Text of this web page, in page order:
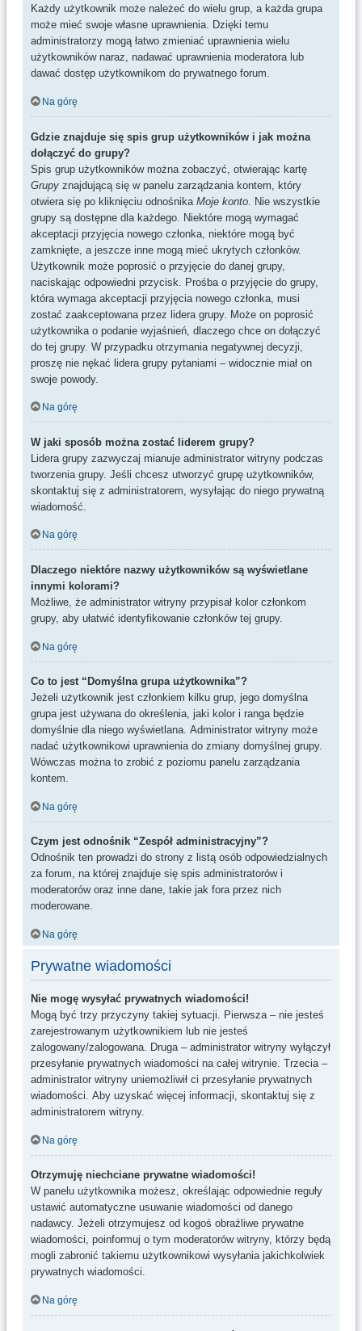
Każdy użytkownik może należeć do wielu grup, a każda grupa
może mieć swoje własne uprawnienia. Dzięki temu
administratorzy mogą łatwo zmieniać uprawnienia wielu
użytkowników naraz, nadawać uprawnienia moderatora lub
dawać dostęp użytkownikom do prywatnego forum.
Na górę
Gdzie znajduje się spis grup użytkowników i jak można
dołączyć do grupy?
Spis grup użytkowników można zobaczyć, otwierając kartę
Grupy znajdującą się w panelu zarządzania kontem, który
otwiera się po kliknięciu odnośnika Moje konto . Nie wszystkie
grupy są dostępne dla każdego. Niektóre mogą wymagać
akceptacji przyjęcia nowego członka, niektóre mogą być
zamknięte, a jeszcze inne mogą mieć ukrytych członków.
Użytkownik może poprosić o przyjęcie do danej grupy,
naciskając odpowiedni przycisk. Prośba o przyjęcie do grupy,
która wymaga akceptacji przyjęcia nowego członka, musi
zostać zaakceptowana przez lidera grupy. Może on poprosić
użytkownika o podanie wyjaśnień, dlaczego chce on dołączyć
do tej grupy. W przypadku otrzymania negatywnej decyzji,
proszę nie nękać lidera grupy pytaniami – widocznie miał on
swoje powody.
Na górę
W jaki sposób można zostać liderem grupy?
Lidera grupy zazwyczaj mianuje administrator witryny podczas
tworzenia grupy. Jeśli chcesz utworzyć grupę użytkowników,
skontaktuj się z administratorem, wysyłając do niego prywatną
wiadomość.
Na górę
Dlaczego niektóre nazwy użytkowników są wyświetlane
innymi kolorami?
Możliwe, że administrator witryny przypisał kolor członkom
grupy, aby ułatwić identyfikowanie członków tej grupy.
Na górę
Co to jest “Domyślna grupa użytkownika”?
Jeżeli użytkownik jest członkiem kilku grup, jego domyślna
grupa jest używana do określenia, jaki kolor i ranga będzie
domyślnie dla niego wyświetlana. Administrator witryny może
nadać użytkownikowi uprawnienia do zmiany domyślnej grupy.
Wówczas można to zrobić z poziomu panelu zarządzania
kontem.
Na górę
Czym jest odnośnik “Zespół administracyjny”?
Odnośnik ten prowadzi do strony z listą osób odpowiedzialnych
za forum, na której znajduje się spis administratorów i
moderatorów oraz inne dane, takie jak fora przez nich
moderowane.
Na górę
Prywatne wiadomości
Nie mogę wysyłać prywatnych wiadomości!
Mogą być trzy przyczyny takiej sytuacji. Pierwsza – nie jesteś
zarejestrowanym użytkownikiem lub nie jesteś
zalogowany/zalogowana. Druga – administrator witryny wyłączył
przesyłanie prywatnych wiadomości na całej witrynie. Trzecia –
administrator witryny uniemożliwił ci przesyłanie prywatnych
wiadomości. Aby uzyskać więcej informacji, skontaktuj się z
administratorem witryny.
Na górę
Otrzymuję niechciane prywatne wiadomości!
W panelu użytkownika możesz, określając odpowiednie reguły
ustawić automatyczne usuwanie wiadomości od danego
nadawcy. Jeżeli otrzymujesz od kogoś obraźliwe prywatne
wiadomości, poinformuj o tym moderatorów witryny, którzy będą
mogli zabronić takiemu użytkownikowi wysyłania jakichkolwiek
prywatnych wiadomości.
Na górę